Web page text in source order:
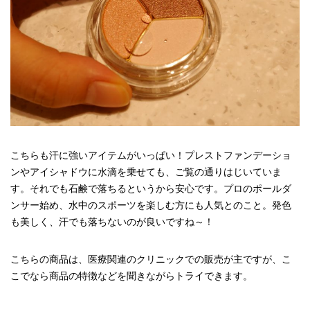
こちらも汗に強いアイテムがいっぱい！プレストファンデーショ
ンやアイシャドウに水滴を乗せても、ご覧の通りはじいていま
す。それでも石鹸で落ちるというから安心です。プロのポールダ
ンサー始め、水中のスポーツを楽しむ方にも人気とのこと。発色
も美しく、汗でも落ちないのが良いですね～！
こちらの商品は、医療関連のクリニックでの販売が主ですが、こ
こでなら商品の特徴などを聞きながらトライできます。